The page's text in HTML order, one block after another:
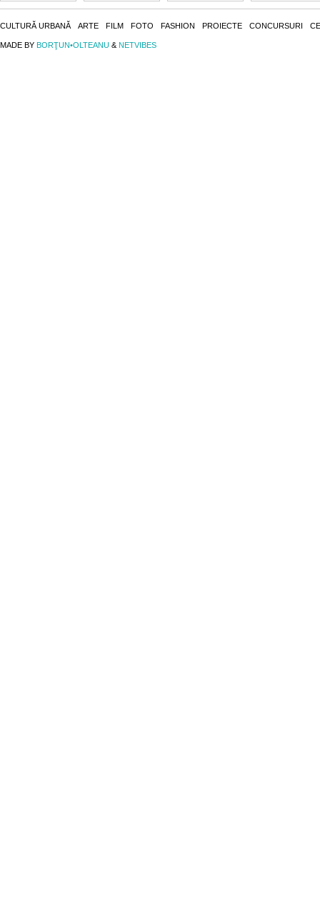
CULTURĂ URBANĂ ARTE FILM FOTO FASHION PROIECTE CONCURSURI
MADE BY BORŢUN•OLTEANU & NETVIBES